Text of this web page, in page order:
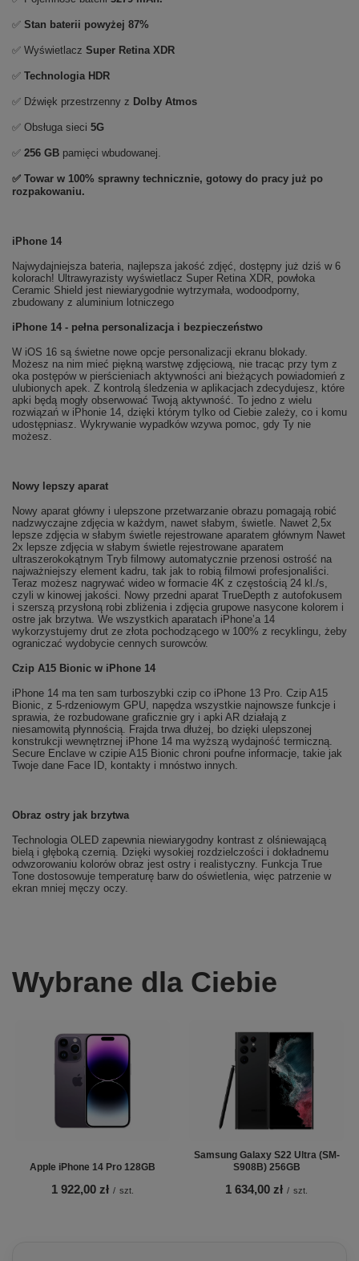
✅ Stan baterii powyżej 87%
✅ Wyświetlacz Super Retina XDR
✅ Technologia HDR
✅ Dźwięk przestrzenny z Dolby Atmos
✅ Obsługa sieci 5G
✅ 256 GB pamięci wbudowanej.
✅ Towar w 100% sprawny technicznie, gotowy do pracy już po
rozpakowaniu.
iPhone 14
Najwydajniejsza bateria, najlepsza jakość zdjęć, dostępny już dziś w 6
kolorach! Ultrawyrazisty wyświetlacz Super Retina XDR, powłoka
Ceramic Shield jest niewiarygodnie wytrzymała, wodoodporny,
zbudowany z aluminium lotniczego
iPhone 14 - pełna personalizacja i bezpieczeństwo
W iOS 16 są świetne nowe opcje personalizacji ekranu blokady.
Możesz na nim mieć piękną warstwę zdjęciową, nie tracąc przy tym z
oka postępów w pierścieniach aktywności ani bieżących powiadomień z
ulubionych apek. Z kontrolą śledzenia w aplikacjach zdecydujesz, które
apki będą mogły obserwować Twoją aktywność. To jedno z wielu
rozwiązań w iPhonie 14, dzięki którym tylko od Ciebie zależy, co i komu
udostępniasz. Wykrywanie wypadków wzywa pomoc, gdy Ty nie
możesz.
Nowy lepszy aparat
Nowy aparat główny i ulepszone przetwarzanie obrazu pomagają robić
nadzwyczajne zdjęcia w każdym, nawet słabym, świetle. Nawet 2,5x
lepsze zdjęcia w słabym świetle rejestrowane aparatem głównym Nawet
2x lepsze zdjęcia w słabym świetle rejestrowane aparatem
ultraszerokokątnym Tryb filmowy automatycznie przenosi ostrość na
najważniejszy element kadru, tak jak to robią filmowi profesjonaliści.
Teraz możesz nagrywać wideo w formacie 4K z częstością 24 kl./s,
czyli w kinowej jakości. Nowy przedni aparat TrueDepth z autofokusem
i szerszą przysłoną robi zbliżenia i zdjęcia grupowe nasycone kolorem i
ostre jak brzytwa. We wszystkich aparatach iPhone’a 14
wykorzystujemy drut ze złota pochodzącego w 100% z recyklingu, żeby
ograniczać wydobycie cennych surowców.
Czip A15 Bionic w iPhone 14
iPhone 14 ma ten sam turboszybki czip co iPhone 13 Pro. Czip A15
Bionic, z 5‑rdzeniowym GPU, napędza wszystkie najnowsze funkcje i
sprawia, że rozbudowane graficznie gry i apki AR działają z
niesamowitą płynnością. Frajda trwa dłużej, bo dzięki ulepszonej
konstrukcji wewnętrznej iPhone 14 ma wyższą wydajność termiczną.
Secure Enclave w czipie A15 Bionic chroni poufne informacje, takie jak
Twoje dane Face ID, kontakty i mnóstwo innych.
Obraz ostry jak brzytwa
Technologia OLED zapewnia niewiarygodny kontrast z olśniewającą
bielą i głęboką czernią. Dzięki wysokiej rozdzielczości i dokładnemu
odwzorowaniu kolorów obraz jest ostry i realistyczny. Funkcja True
Tone dostosowuje temperaturę barw do oświetlenia, więc patrzenie w
ekran mniej męczy oczy.
Wybrane dla Ciebie
Apple iPhone 14 Pro 128GB
1 922,00 zł / szt.
Samsung Galaxy S22 Ultra (SM-
S908B) 256GB
1 634,00 zł / szt.